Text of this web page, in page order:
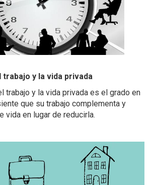
y la vida privada
trabajo y la vida privada es el grado en
que su trabajo complementa y
vida en lugar de reducirla.